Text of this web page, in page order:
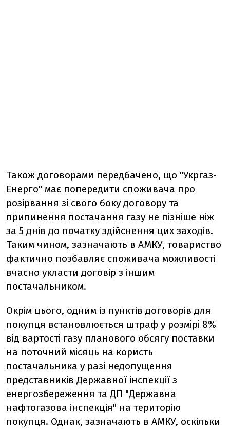
Також договорами передбачено, що "Укргаз-
Енерго" має попередити споживача про
розірвання зі свого боку договору та
припинення постачання газу не пізніше ніж
за 5 днів до початку здійснення цих заходів.
Таким чином, зазначають в АМКУ, товариство
фактично позбавляє споживача можливості
вчасно укласти договір з іншим
постачальником.
Окрім цього, одним із пунктів договорів для
покупця встановлюється штраф у розмірі 8%
від вартості газу планового обсягу поставки
на поточний місяць на користь
постачальника у разі недопущення
представників Державної інспекції з
енергозбереження та ДП "Державна
нафтогазова інспекція" на територію
покупця. Однак, зазначають в АМКУ, оскільки